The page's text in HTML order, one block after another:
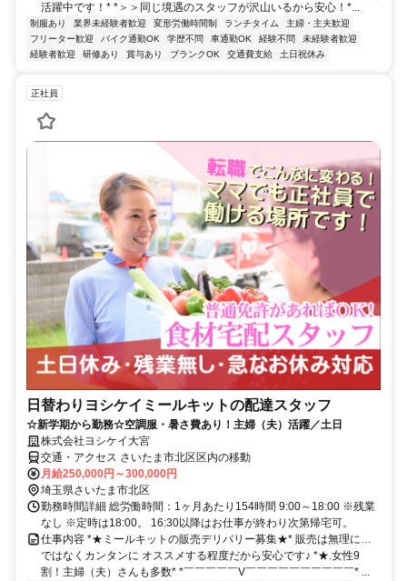
活躍中です！* *＞＞同じ境遇のスタッフが沢山いるから安心！*...
制服あり 業界未経験者歓迎 変形労働時間制 ランチタイム
主婦・主夫歓迎
フリーター歓迎
バイク通勤OK 学歴不問 車通勤OK 経験不問
未経験者歓迎
経験者歓迎
研修あり 賞与あり ブランクOK 交通費支給 土日祝休み
正社員
日替わりヨシケイミールキットの配達スタッフ
☆新学期から勤務☆空調服・暑さ費あり！主婦（夫）活躍／土日
株式会社ヨシケイ大宮
交通・アクセス さいたま市北区区内の移動
月給250,000円～300,000円
埼玉県さいたま市北区
勤務時間詳細 総労働時間：1ヶ月あたり154時間 9:00～18:00 ※残業
なし ※定時は18:00。 16:30以降はお仕事が終わり次第帰宅可。
仕事内容 *★ミールキットの販売デリバリー募集★* 販売は無理に…
ではなくカンタンに オススメする程度だから安心です♪ *★.女性9
割！主婦（夫）さんも多数* *￣￣￣￣￣V￣￣￣￣￣￣￣￣￣￣* ...